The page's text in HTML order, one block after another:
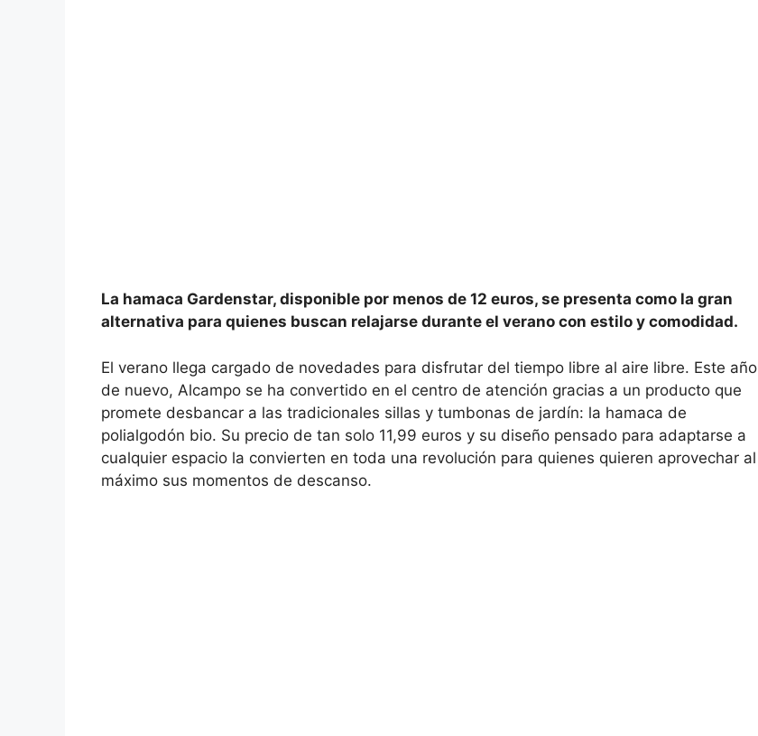
La hamaca Gardenstar, disponible por menos de 12 euros, se presenta como la gran
alternativa para quienes buscan relajarse durante el verano con estilo y comodidad.
El verano llega cargado de novedades para disfrutar del tiempo libre al aire libre. Este año
de nuevo, Alcampo se ha convertido en el centro de atención gracias a un producto que
promete desbancar a las tradicionales sillas y tumbonas de jardín: la hamaca de
polialgodón bio. Su precio de tan solo 11,99 euros y su diseño pensado para adaptarse a
cualquier espacio la convierten en toda una revolución para quienes quieren aprovechar al
máximo sus momentos de descanso.